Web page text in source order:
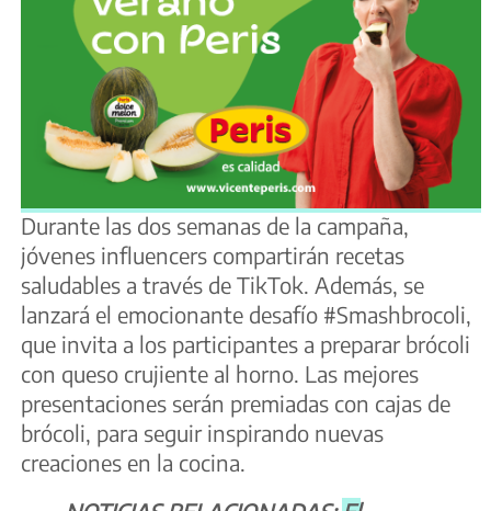
Durante las dos semanas de la campaña,
jóvenes influencers compartirán recetas
saludables a través de TikTok. Además, se
lanzará el emocionante desafío #Smashbrocoli,
que invita a los participantes a preparar brócoli
con queso crujiente al horno. Las mejores
presentaciones serán premiadas con cajas de
brócoli, para seguir inspirando nuevas
creaciones en la cocina.